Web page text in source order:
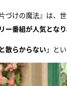
づけの魔法』は、
ー番組が人気とな
散らからない 」と